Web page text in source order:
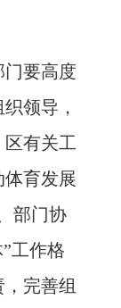
要高度
领导，
有关工
育发展
部门协
工作格
完善组